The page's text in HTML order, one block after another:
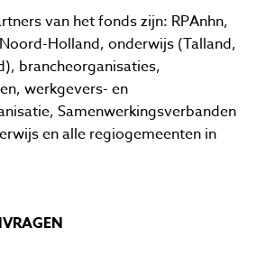
van het fonds zijn: RPAnhn,
Holland, onderwijs (Talland,
brancheorganisaties,
werkgevers- en
Samenwerkingsverbanden
en alle regiogemeenten in